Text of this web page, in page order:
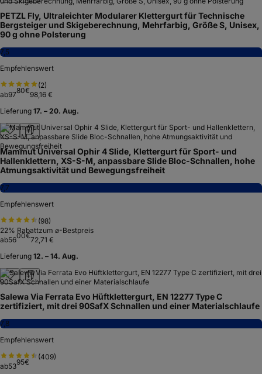
PETZL Fly, Ultraleichter Modularer Klettergurt für Technische
Bergsteiger und Skigeberechnung, Mehrfarbig, Größe S, Unisex,
90 g ohne Polsterung
7,5
Empfehlenswert
(2)
ab9780€98,16 €
Lieferung 17. – 20. Aug.
Mammut Universal Ophir 4 Slide, Klettergurt für Sport- und
Hallenklettern, XS-S-M, anpassbare Slide Bloc-Schnallen, hohe
Atmungsaktivität und Bewegungsfreiheit
7,7
Empfehlenswert
(98)
22% Rabattzum ⌀-Bestpreis
ab5600€72,71 €
Lieferung 12. – 14. Aug.
Salewa Via Ferrata Evo Hüftklettergurt, EN 12277 Type C
zertifiziert, mit drei 90SafX Schnallen und einer Materialschlaufe
7,8
Empfehlenswert
(409)
ab5395€